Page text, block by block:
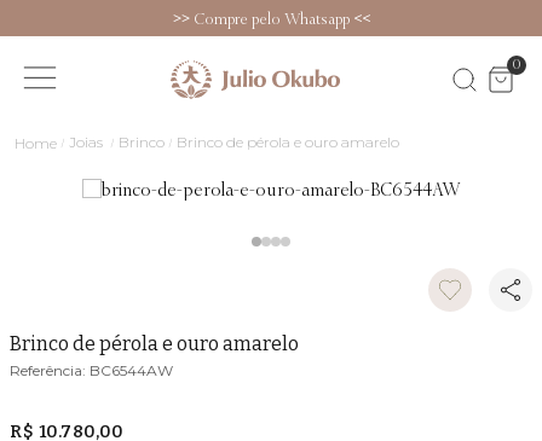
>>Compre pelo Whatsapp <<
0
Joias Brinco Brinco de pérola e ouro amarelo
Brinco de pérola e ouro amarelo
BC6544AW
R$ 10.780,00